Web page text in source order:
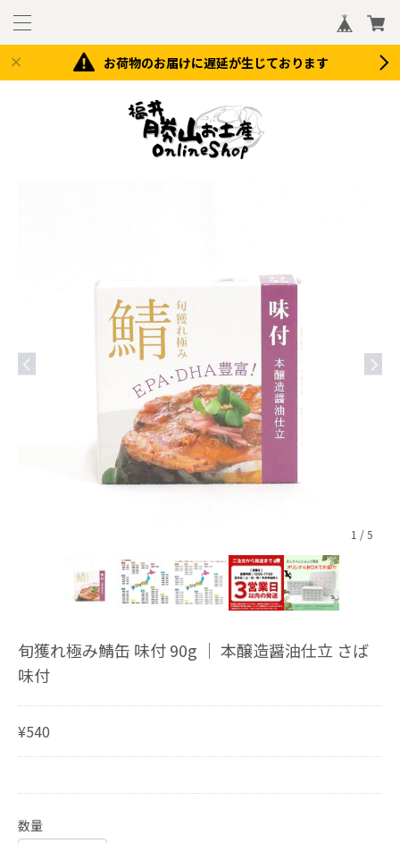
お荷物のお届けに遅延が生じております
1 /5
旬獲れ極み鯖缶 味付 90g ｜ 本醸造醤油仕立 さば
味付
¥540
数量